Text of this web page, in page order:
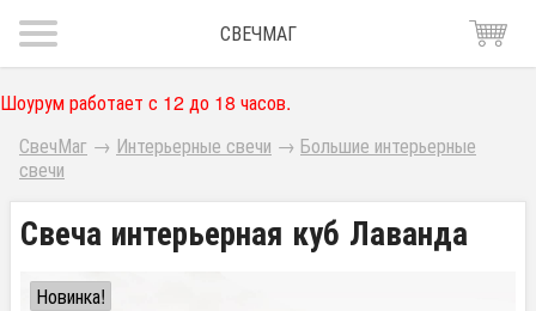
СВЕЧМАГ
Шоурум работает с 12 до 18 часов.
СвечМаг → Интерьерные свечи → Большие интерьерные
свечи
Свеча интерьерная куб Лаванда
Новинка!